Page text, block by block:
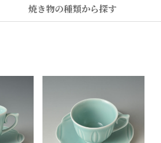
焼き物の種類から探す